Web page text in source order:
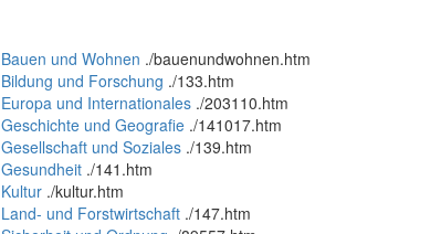
Bauen und Wohnen ./bauenundwohnen.htm
Bildung und Forschung ./133.htm
Europa und Internationales ./203110.htm
Geschichte und Geografie ./141017.htm
Gesellschaft und Soziales ./139.htm
Gesundheit ./141.htm
Kultur ./kultur.htm
Land- und Forstwirtschaft ./147.htm